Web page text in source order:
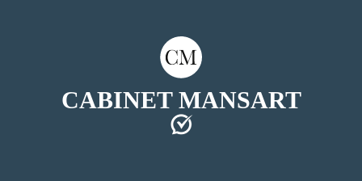
CABINET MANSART